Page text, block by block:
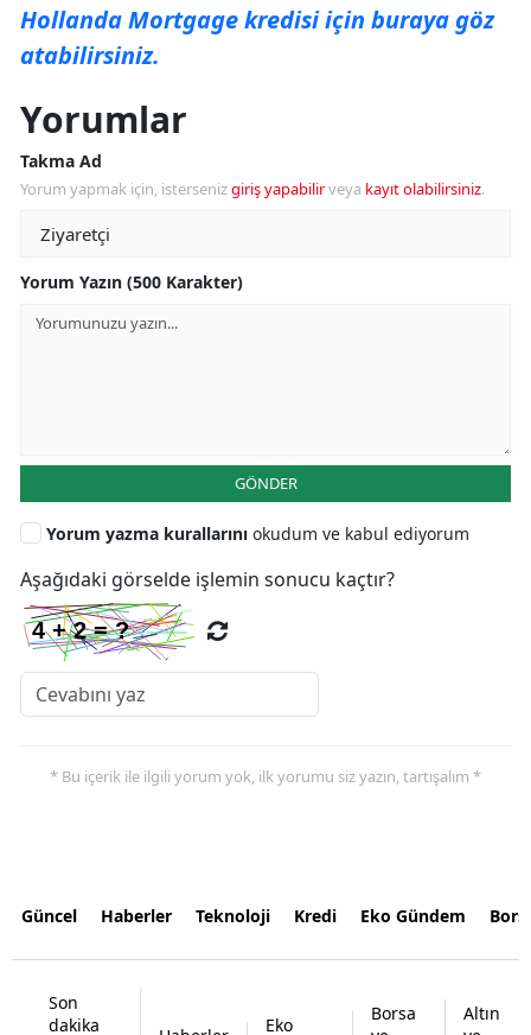
Hollanda Mortgage kredisi için buraya göz
atabilirsiniz.
Yorumlar
Takma Ad
Yorum yapmak için, istersenizgiriş yapabilirveya kayıt olabilirsiniz.
Yorum Yazın (500 Karakter)
GÖNDER
Yorum yazma kurallarını okudum ve kabul ediyorum
Aşağıdaki görselde işlemin sonucu kaçtır?
* Bu içerik ile ilgili yorum yok, ilk yorumu siz yazın, tartışalım *
Güncel Haberler Teknoloji Kredi Eko Gündem
Son
dakika
Eko
Borsa
Altın